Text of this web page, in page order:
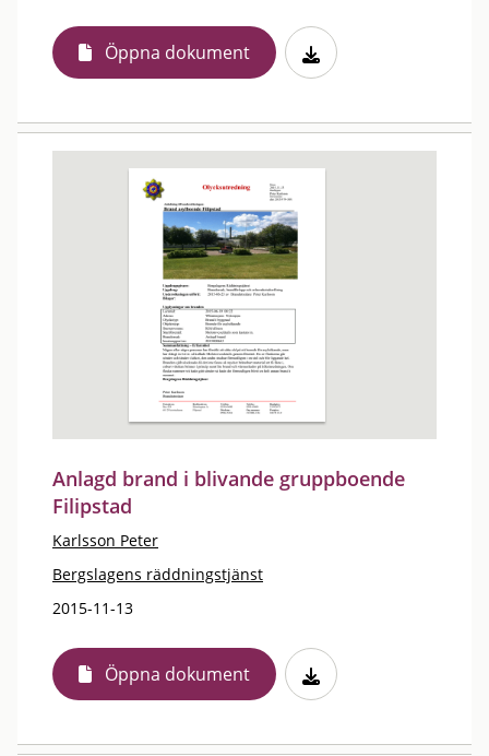
Öppna dokument
Anlagd brand i blivande gruppboende
Filipstad
Karlsson Peter
Bergslagens räddningstjänst
2015-11-13
Öppna dokument